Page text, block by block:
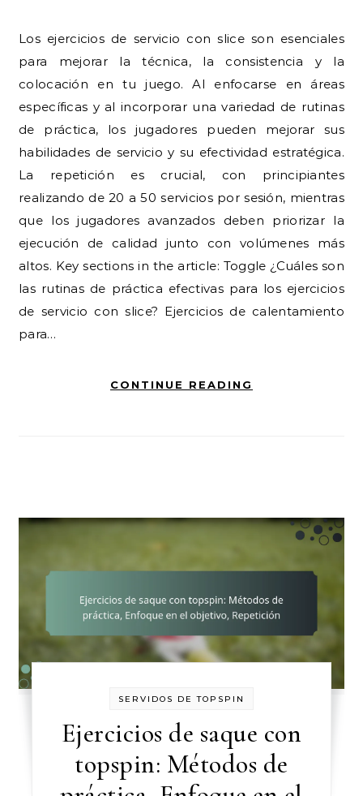
Los ejercicios de servicio con slice son esenciales
para mejorar la técnica, la consistencia y la
colocación en tu juego. Al enfocarse en áreas
específicas y al incorporar una variedad de rutinas
de práctica, los jugadores pueden mejorar sus
habilidades de servicio y su efectividad estratégica.
La repetición es crucial, con principiantes
realizando de 20 a 50 servicios por sesión, mientras
que los jugadores avanzados deben priorizar la
ejecución de calidad junto con volúmenes más
altos. Key sections in the article: Toggle ¿Cuáles son
las rutinas de práctica efectivas para los ejercicios
de servicio con slice? Ejercicios de calentamiento
para…
CONTINUE READING
SERVIDOS DE TOPSPIN
Ejercicios de saque con
topspin: Métodos de